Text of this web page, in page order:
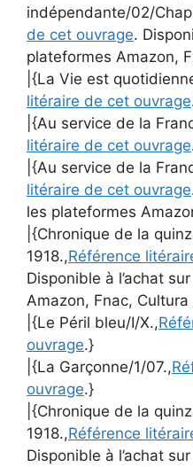
indépendante/02/
de cet ouvrage.
plateformes Amazon,
|{La Vie est
litéraire de cet ouvrage
|{Au service de la
litéraire de cet ouvrage
|{Au service de la
litéraire de cet ouvrage
les plateformes
|{Chronique de la
1918.,Référence
Disponible à l’achat
Amazon, Fnac,
|{Le Péril bleu/I/X.,
ouvrage.}
|{La Garçonne/1/07.,
ouvrage.}
|{Chronique de la
1918.,Référence
Disponible à l’achat